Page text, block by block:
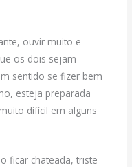
ouvir muito e
os dois sejam
sentido se fizer bem
esteja preparada
difícil em alguns
ficar chateada, triste